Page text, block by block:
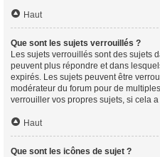
Haut
Que sont les sujets verrouillés ?
Les sujets verrouillés sont des sujets
peuvent plus répondre et dans
expirés. Les sujets peuvent être
modérateur du forum pour de
verrouiller vos propres sujets, si cela
Haut
Que sont les icônes de sujet ?